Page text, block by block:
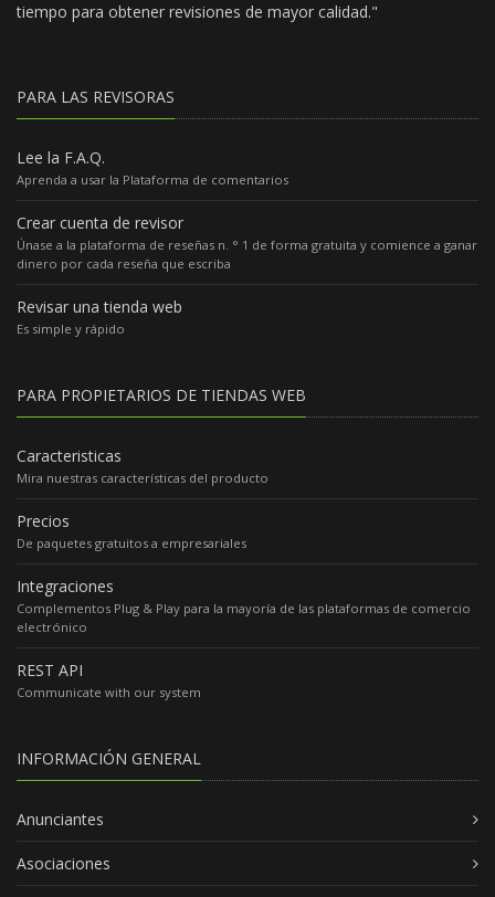
tiempo para obtener revisiones de mayor calidad."
PARA LAS REVISORAS
Lee la F.A.Q.
Aprenda a usar la Plataforma de comentarios
Crear cuenta de revisor
Únase a la plataforma de reseñas n. ° 1 de forma gratuita y comience a ganar
dinero por cada reseña que escriba
Revisar una tienda web
Es simple y rápido
PARA PROPIETARIOS DE TIENDAS WEB
Caracteristicas
Mira nuestras características del producto
Precios
De paquetes gratuitos a empresariales
Integraciones
Complementos Plug & Play para la mayoría de las plataformas de comercio
electrónico
REST API
Communicate with our system
INFORMACIÓN GENERAL
Anunciantes
Asociaciones